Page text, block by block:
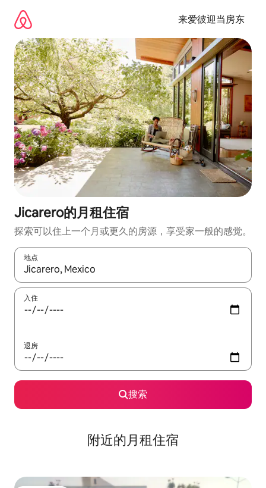
来爱彼迎当房东
Jicarero的月租住宿
探索可以住上一个月或更久的房源，享受家一般的感觉。
地点
如有搜索结果，请使用上下方向键查看，或通过点击或滑动手势
入住
退房
搜索
附近的月租住宿